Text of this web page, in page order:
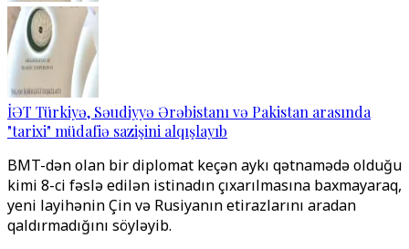
İƏT Türkiyə, Səudiyyə Ərəbistanı və Pakistan arasında
"tarixi" müdafiə sazişini alqışlayıb
BMT-dən olan bir diplomat keçən aykı qətnamədə olduğu
kimi 8-ci fəslə edilən istinadın çıxarılmasına baxmayaraq,
yeni layihənin Çin və Rusiyanın etirazlarını aradan
qaldırmadığını söyləyib.